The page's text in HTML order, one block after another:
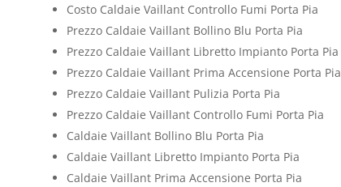
Costo Caldaie Vaillant Controllo Fumi Porta Pia
Prezzo Caldaie Vaillant Bollino Blu Porta Pia
Prezzo Caldaie Vaillant Libretto Impianto Porta Pia
Prezzo Caldaie Vaillant Prima Accensione Porta Pia
Prezzo Caldaie Vaillant Pulizia Porta Pia
Prezzo Caldaie Vaillant Controllo Fumi Porta Pia
Caldaie Vaillant Bollino Blu Porta Pia
Caldaie Vaillant Libretto Impianto Porta Pia
Caldaie Vaillant Prima Accensione Porta Pia